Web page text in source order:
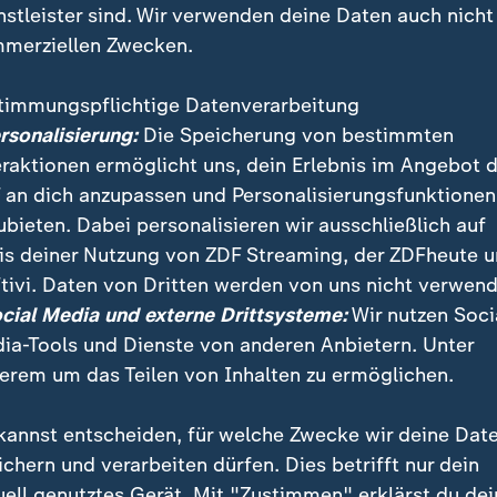
halten heute die erste Runde der Vorwahl für
2017 ab. Als Favoriten gehen Ex-
Juppe und Fillon ins Rennen.
sind. Wir verwenden deine Daten auch nicht
Zwecken.
Datenverarbeitung
Die Speicherung von bestimmten
ermöglicht uns, dein Erlebnis im Angebot
an dich anzupassen und Personalisierungsfunktionen
Dabei personalisieren wir ausschließlich auf
deiner Nutzung von ZDF Streaming, der ZDFheute
Daten von Dritten werden von uns nicht
Media und externe Drittsysteme:Wir nutzen
Tools und Dienste von anderen Anbietern. Unter
um das Teilen von Inhalten zu ermöglichen.
entscheiden, für welche Zwecke wir deine
und verarbeiten dürfen. Dies betrifft nur dein